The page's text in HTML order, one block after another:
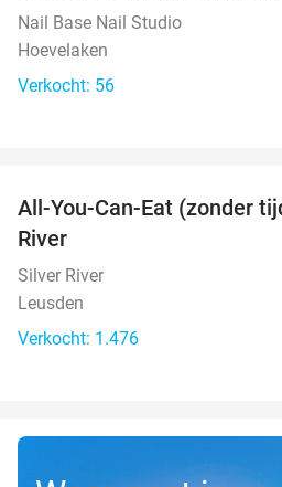
Nail Base Nail Studio
Hoevelaken
Verkocht: 56
All-You-Can-Eat (zonder
River
Silver River
Leusden
Verkocht: 1.476